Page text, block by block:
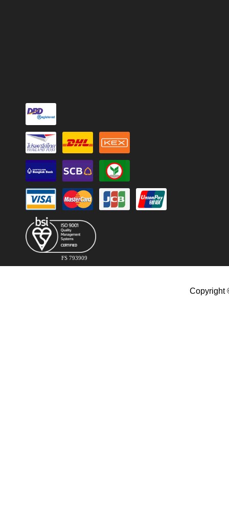
FS 793909
Copyright